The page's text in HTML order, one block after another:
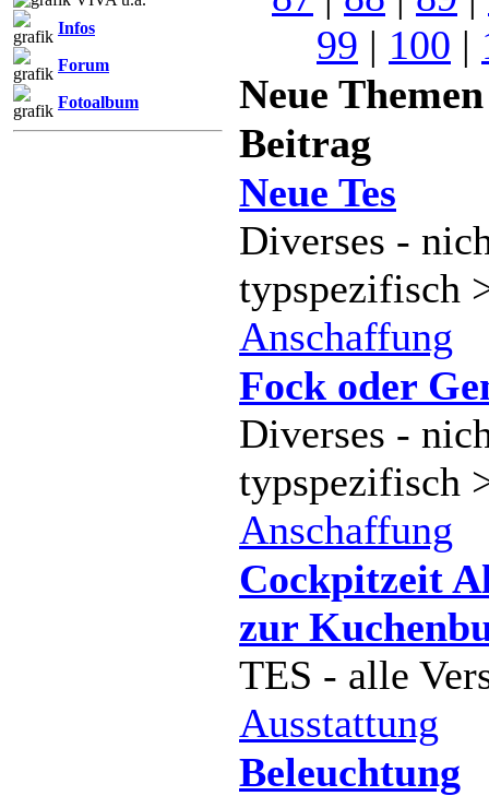
Infos
Forum
Fotoalbum
99 | 100 |
Neue
Beitrag
Neue Tes
Diverses -
typspezifisch
Anschaffung
Fock oder
Diverses -
typspezifisch
Anschaffung
Cockpitzeit
zur
TES - alle
Ausstattung
Beleuchtung